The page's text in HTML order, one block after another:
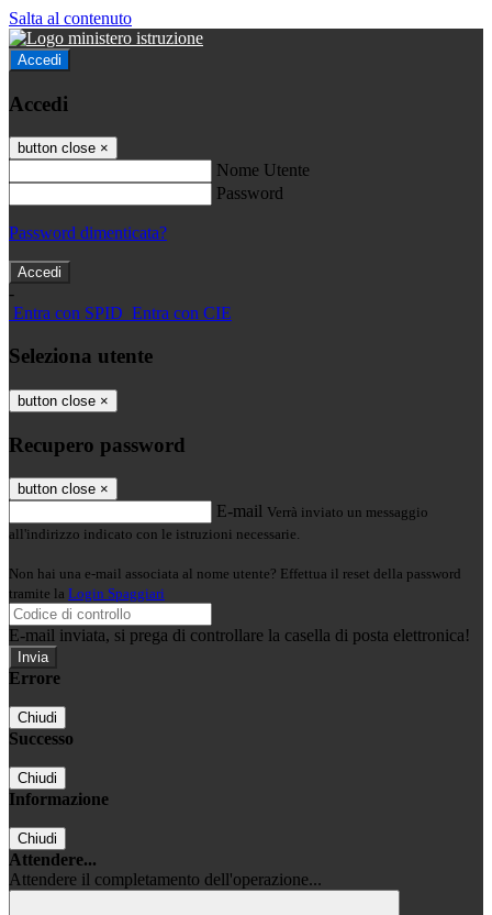
Salta al contenuto
Accedi
Accedi
button close ×
Nome Utente
Password
Password dimenticata?
-
Entra con SPID Entra con CIE
Seleziona utente
button close ×
Recupero password
button close ×
E-mail Verrà inviato un messaggio
all'indirizzo indicato con le istruzioni necessarie.
Non hai una e-mail associata al nome utente? Effettua il reset della password
tramite la Login Spaggiari
E-mail inviata, si prega di controllare la casella di posta elettronica!
Errore
Chiudi
Successo
Chiudi
Informazione
Chiudi
Attendere...
Attendere il completamento dell'operazione...